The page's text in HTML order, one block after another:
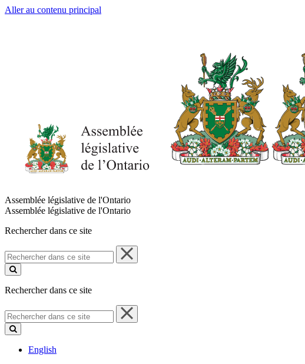
Aller au contenu principal
Assemblée législative de l'Ontario
Assemblée législative de l'Ontario
Rechercher dans ce site
Rechercher
dans
ce
Rechercher dans ce site
Rechercher
dans
ce
English